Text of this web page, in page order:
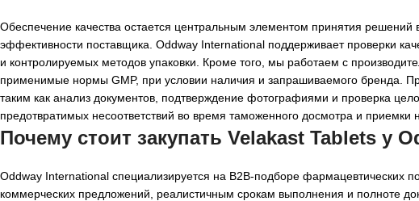
Обеспечение качества остается центральным элементом принятия решений
эффективности поставщика. Oddway International поддерживает проверки
и контролируемых методов упаковки. Кроме того, мы работаем с
применимые нормы GMP, при условии наличия и запрашиваемого бренда.
таким как анализ документов, подтверждение фотографиями и проверка
предотвратимых несоответствий во время таможенного досмотра и приемки
Почему стоит закупать Velakast Tablets у
Oddway International специализируется на B2B-подборе фармацевтических
коммерческих предложений, реалистичным срокам выполнения и полноте